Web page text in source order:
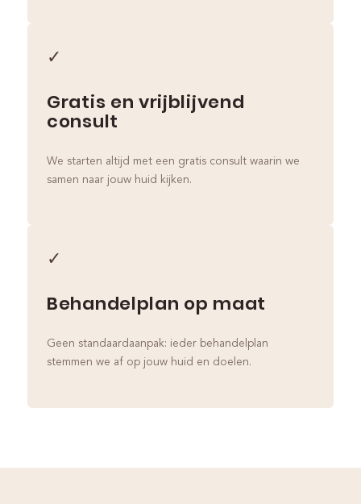
✓
Gratis en vrijblijvend
consult
We starten altijd met een gratis consult waarin we
samen naar jouw huid kijken.
✓
Behandelplan op maat
Geen standaardaanpak: ieder behandelplan
stemmen we af op jouw huid en doelen.